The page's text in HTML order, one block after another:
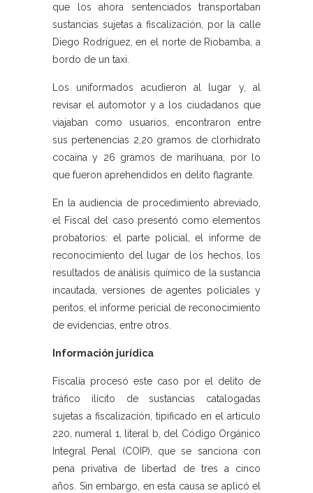
que los ahora sentenciados transportaban
sustancias sujetas a fiscalización, por la calle
Diego Rodríguez, en el norte de Riobamba, a
bordo de un taxi.
Los uniformados acudieron al lugar y, al
revisar el automotor y a los ciudadanos que
viajaban como usuarios, encontraron entre
sus pertenencias 2,20 gramos de clorhidrato
cocaína y 26 gramos de marihuana, por lo
que fueron aprehendidos en delito flagrante.
En la audiencia de procedimiento abreviado,
el Fiscal del caso presentó como elementos
probatorios: el parte policial, el informe de
reconocimiento del lugar de los hechos, los
resultados de análisis químico de la sustancia
incautada, versiones de agentes policiales y
peritos, el informe pericial de reconocimiento
de evidencias, entre otros.
Información jurídica
Fiscalía procesó este caso por el delito de
tráfico ilícito de sustancias catalogadas
sujetas a fiscalización, tipificado en el artículo
220, numeral 1, literal b, del Código Orgánico
Integral Penal (COIP), que se sanciona con
pena privativa de libertad de tres a cinco
años. Sin embargo, en esta causa se aplicó el